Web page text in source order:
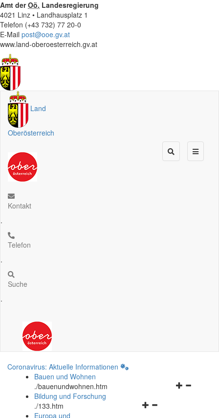
Amt derOö. Landesregierung
4021 Linz • Landhausplatz 1
Telefon (+43 732) 77 20-0
E-Mail post@ooe.gv.at
www.land-oberoesterreich.gv.at
Land
Oberösterreich
Kontakt
.
Telefon
.
Suche
.
Coronavirus: Aktuelle Informationen
Bauen und Wohnen
./bauenundwohnen.htm
Navigationsmenü
Bildung und Forschung
./133.htm
Europa und